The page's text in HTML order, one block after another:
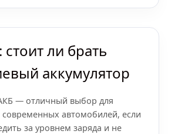
ли брать
аккумулятор
— отличный выбор для
автомобилей, если
за уровнем заряда и не